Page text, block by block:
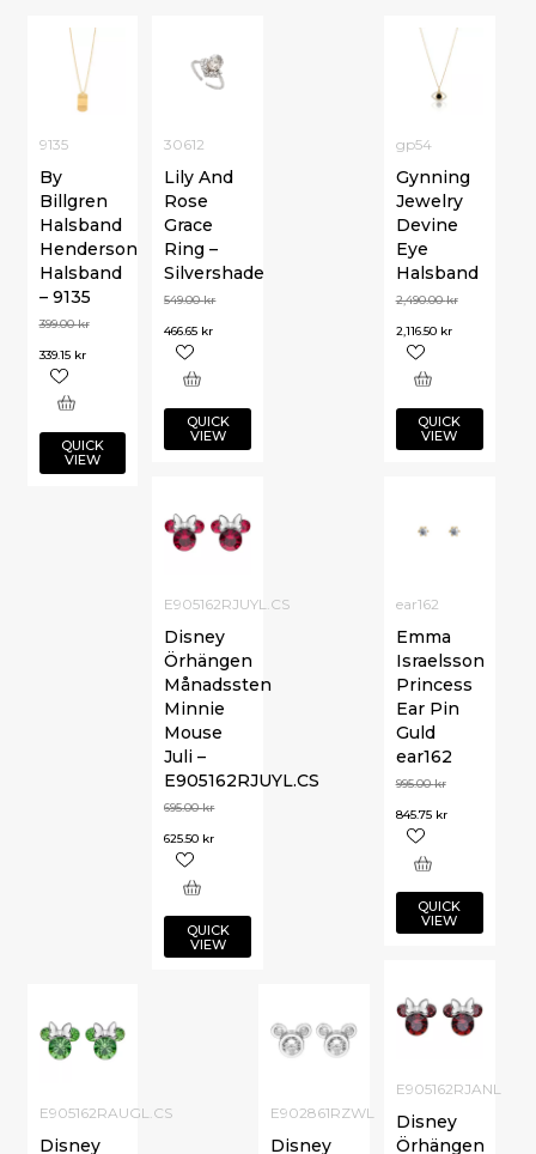
9135
By
Billgren
Halsband
Henderson
Halsband
– 9135
399.00kr
339.15 kr
QUICK
VIEW
gp54
Gynning
Jewelry
Devine
Eye
Halsband
2,490.00kr
2,116.50 kr
QUICK
VIEW
30612
Lily And
Rose
Grace
Ring –
Silvershade
549.00kr
466.65 kr
QUICK
VIEW
ear162
Emma
Israelsson
Princess
Ear Pin
Guld
ear162
995.00kr
845.75 kr
QUICK
VIEW
E905162RJUYL.CS
Disney
Örhängen
Månadssten
Minnie
Mouse
Juli –
E905162RJUYL.CS
695.00kr
625.50 kr
QUICK
VIEW
E905162RJANL
Disney
Örhängen
E905162RAUGL.CS
Disney
E902861RZWL
Disney